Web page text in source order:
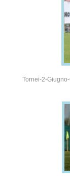
Tornei-2-